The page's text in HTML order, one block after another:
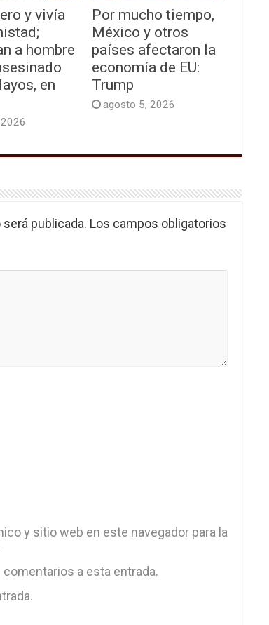
y vivía
a hombre
en
Por mucho tiempo,
México y otros
países afectaron la
economía de EU:
Trump
agosto 5, 2026
publicada. Los campos obligatorios
y sitio web en este navegador para la
a esta entrada.